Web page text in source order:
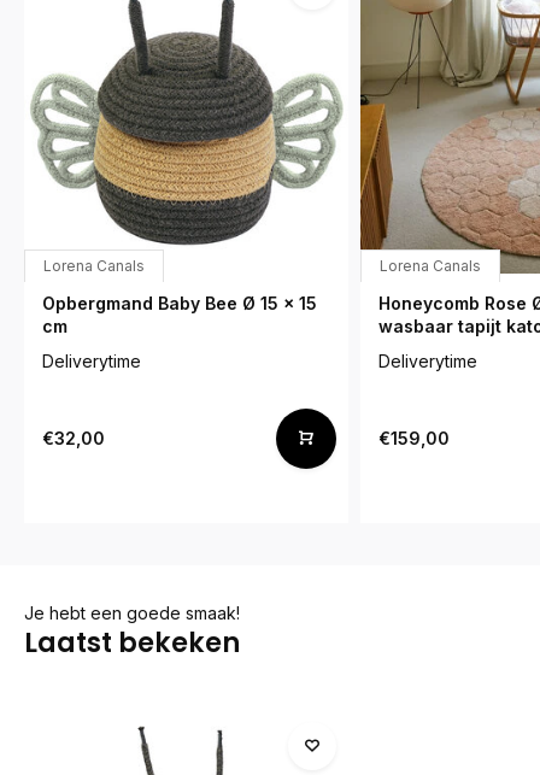
Lorena Canals
Opbergmand Baby Bee Ø 15 x 15
cm
Deliverytime
€32,00
Lorena Canals
Honeycomb Rose
wasbaar tapijt
Deliverytime
€159,00
Je hebt een goede smaak!
Laatst bekeken